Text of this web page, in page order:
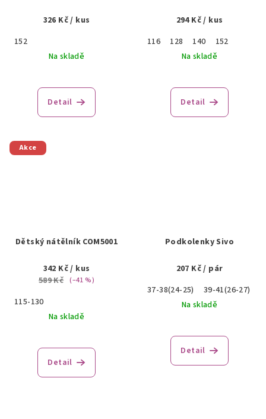
326 Kč/ kus
152
Na skladě
Detail
294 Kč/ kus
116
128 140
152
Na skladě
Detail
Akce
Dětský nátělník COM5001
342 Kč/ kus
589 Kč (–41 %)
115-130
Na skladě
Detail
Podkolenky Sivo
207 Kč/ pár
37-38(24-25)
39-41(26-27)
Na skladě
Detail